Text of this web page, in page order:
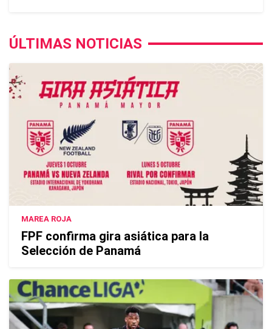
ÚLTIMAS NOTICIAS
MAREA ROJA
FPF confirma gira asiática para la
Selección de Panamá